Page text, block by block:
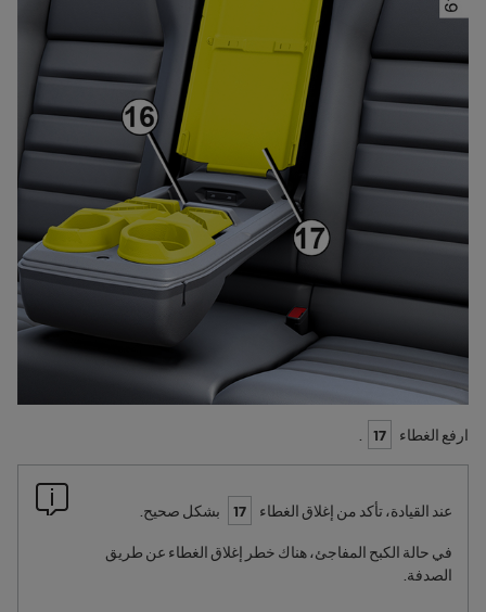
ارفع الغطاء 17
عند القيادة، تأكد من إغلاق الغطاء 17 بشكل صحيح.
في حالة الكبح المفاجئ، هناك خطر إغلاق الغطاء عن طريق
الصدفة.